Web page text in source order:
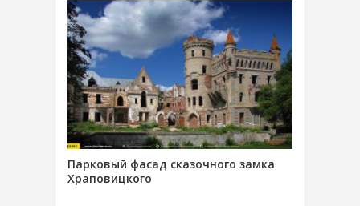
Парковый фасад сказочного замка
Храповицкого